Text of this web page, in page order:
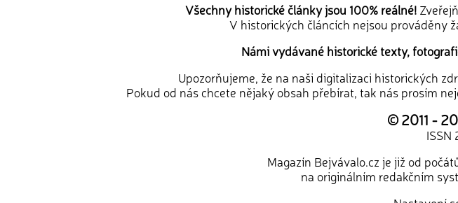
Všechny historické články jsou 100% reálné!
V historických článcích nejsou prováděny
Námi vydávané historické texty,
Upozorňujeme, že na naši digitalizaci historických
Pokud od nás chcete nějaký obsah přebírat, tak nás prosím
© 2011 -
Magazín Bejvávalo.cz je již od
na originálním redakčním